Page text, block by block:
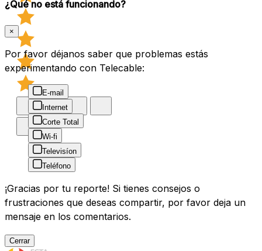
¿Qué no está funcionando?
×
Por favor déjanos saber que problemas estás
experimentando con Telecable:
E-mail
Internet
Corte Total
Wi-fi
Televisíon
Teléfono
¡Gracias por tu reporte! Si tienes consejos o
frustraciones que deseas compartir, por favor deja un
mensaje en los comentarios.
Cerrar